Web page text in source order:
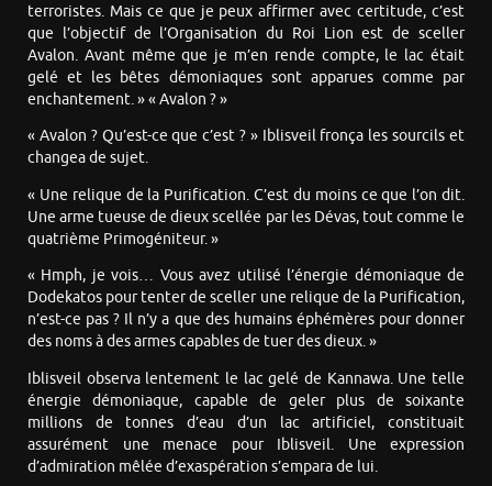
terroristes. Mais ce que je peux affirmer avec certitude, c’est
que l’objectif de l’Organisation du Roi Lion est de sceller
Avalon. Avant même que je m’en rende compte, le lac était
gelé et les bêtes démoniaques sont apparues comme par
enchantement. » « Avalon ? »
« Avalon ? Qu’est-ce que c’est ? » Iblisveil fronça les sourcils et
changea de sujet.
« Une relique de la Purification. C’est du moins ce que l’on dit.
Une arme tueuse de dieux scellée par les Dévas, tout comme le
quatrième Primogéniteur. »
« Hmph, je vois… Vous avez utilisé l’énergie démoniaque de
Dodekatos pour tenter de sceller une relique de la Purification,
n’est-ce pas ? Il n’y a que des humains éphémères pour donner
des noms à des armes capables de tuer des dieux. »
Iblisveil observa lentement le lac gelé de Kannawa. Une telle
énergie démoniaque, capable de geler plus de soixante
millions de tonnes d’eau d’un lac artificiel, constituait
assurément une menace pour Iblisveil. Une expression
d’admiration mêlée d’exaspération s’empara de lui.